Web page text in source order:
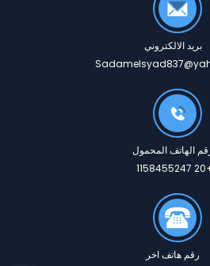
بريد الالكتروني
الهاتف المحمول
+20
رقم هاتف اخر